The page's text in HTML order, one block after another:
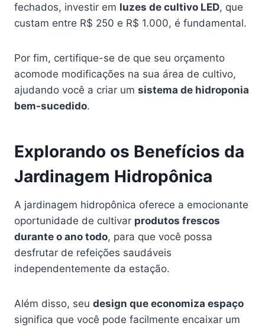
fechados, investir em luzes de cultivo LED, que
custam entre R$ 250 e R$ 1.000, é fundamental.
Por fim, certifique-se de que seu orçamento
acomode modificações na sua área de cultivo,
ajudando você a criar um sistema de hidroponia
bem-sucedido.
Explorando os Benefícios da
Jardinagem Hidropônica
A jardinagem hidropônica oferece a emocionante
oportunidade de cultivar produtos frescos
durante o ano todo, para que você possa
desfrutar de refeições saudáveis
independentemente da estação.
Além disso, seu design que economiza espaço
significa que você pode facilmente encaixar um